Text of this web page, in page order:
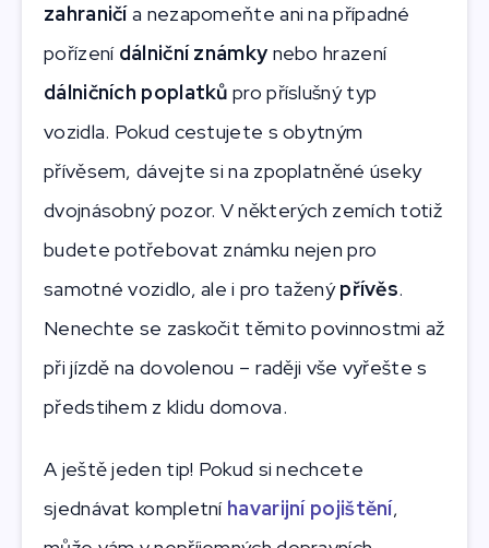
zahraničía nezapomeňte ani na případné
pořízenídálniční známky nebo hrazení
dálničních poplatků pro příslušný typ
vozidla. Pokud cestujete s obytným
přívěsem, dávejte si na zpoplatněné úseky
dvojnásobný pozor. V některých zemích totiž
budete potřebovat známku nejen pro
samotné vozidlo, ale i pro taženýpřívěs.
Nenechte se zaskočit těmito povinnostmi až
při jízdě na dovolenou – raději vše vyřešte s
předstihem z klidu domova.
A ještě jeden tip! Pokud si nechcete
sjednávat kompletní havarijní pojištění,